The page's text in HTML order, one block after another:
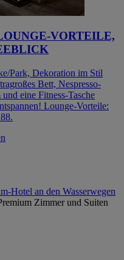
VORTEILE,
Park, Dekoration im Stil
Bett, Nespresso-
eine Fitness-Tasche
Lounge-Vorteile:
Hotel an den Wasserwegen
Zimmer und Suiten